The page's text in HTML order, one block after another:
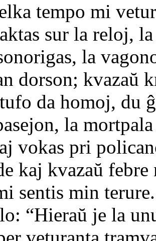
tempo mi
sur la reloj,
la
dorson; kvazaŭ
da homoj, du
la
vokas pri
kaj kvazaŭ
sentis min
“Hieraŭ je la